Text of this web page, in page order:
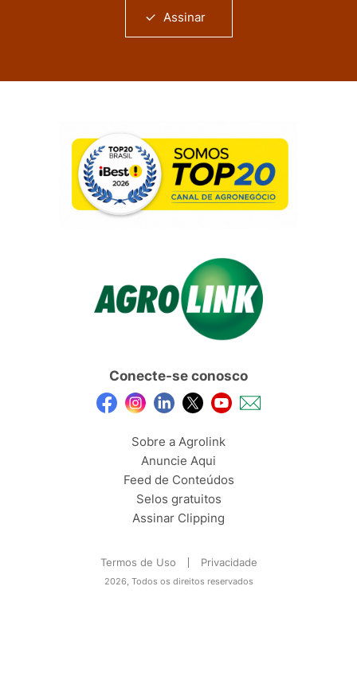
Assinar
Conecte-se conosco
Sobre a Agrolink
Anuncie Aqui
Feed de Conteúdos
Selos gratuitos
Assinar Clipping
Termos de Uso Privacidade
2026, Todos os direitos reservados